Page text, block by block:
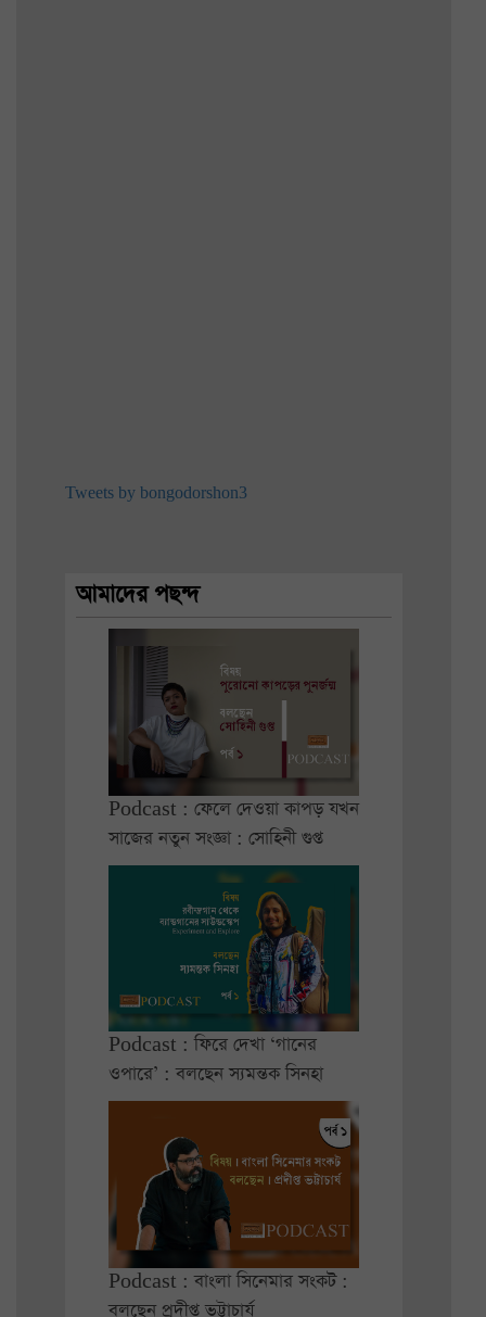
Tweets by bongodorshon3
আমাদের পছন্দ
Podcast : ফেলে দেওয়া কাপড় যখন
সাজের নতুন সংজ্ঞা : সোহিনী গুপ্ত
Podcast : ফিরে দেখা ‘গানের
ওপারে’ : বলছেন স্যমন্তক সিনহা
Podcast : বাংলা সিনেমার সংকট :
বলছেন প্রদীপ্ত ভট্টাচার্য